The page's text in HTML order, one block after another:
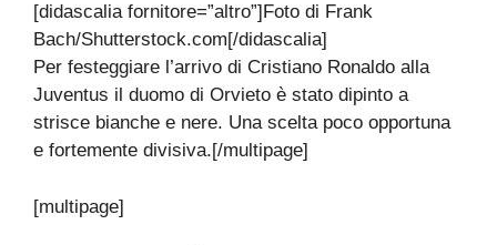
[didascalia fornitore=”altro”]Foto di Frank
Bach/Shutterstock.com[/didascalia]
Per festeggiare l’arrivo di Cristiano Ronaldo alla
Juventus il duomo di Orvieto è stato dipinto a
strisce bianche e nere. Una scelta poco opportuna
e fortemente divisiva.[/multipage]
[multipage]